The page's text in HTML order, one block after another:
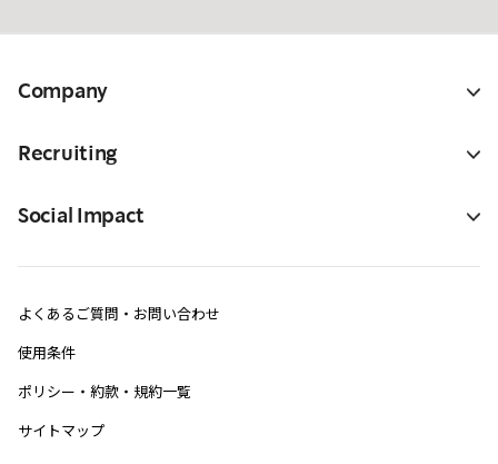
Company
Recruiting
Social Impact
よくあるご質問・お問い合わせ
使用条件
ポリシー・約款・規約一覧
サイトマップ